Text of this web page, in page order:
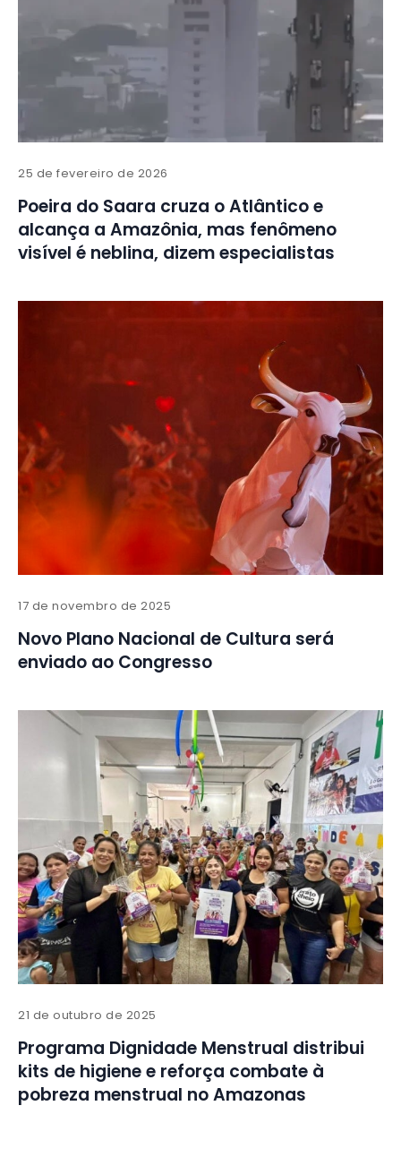
25 de fevereiro de 2026
Poeira do Saara cruza o Atlântico e
alcança a Amazônia, mas fenômeno
visível é neblina, dizem especialistas
17 de novembro de 2025
Novo Plano Nacional de Cultura será
enviado ao Congresso
21 de outubro de 2025
Programa Dignidade Menstrual distribui
kits de higiene e reforça combate à
pobreza menstrual no Amazonas